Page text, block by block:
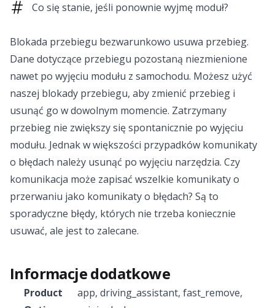
Co się stanie, jeśli ponownie wyjmę moduł?
Blokada przebiegu bezwarunkowo usuwa przebieg.
Dane dotyczące przebiegu pozostaną niezmienione
nawet po wyjęciu modułu z samochodu. Możesz użyć
naszej blokady przebiegu, aby zmienić przebieg i
usunąć go w dowolnym momencie. Zatrzymany
przebieg nie zwiększy się spontanicznie po wyjęciu
modułu. Jednak w większości przypadków komunikaty
o błędach należy usunąć po wyjęciu narzędzia. Czy
komunikacja może zapisać wszelkie komunikaty o
przerwaniu jako komunikaty o błędach? Są to
sporadyczne błędy, których nie trzeba koniecznie
usuwać, ale jest to zalecane.
Informacje dodatkowe
Product
app, driving_assistant, fast_remove,